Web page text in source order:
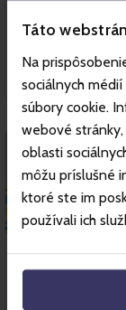
Táto
Na
sociálnych
súbory cookie.
webové
oblasti
môžu príslušné
ktoré ste im
používali ich
19. Jan 2026 - 30.
KINDERLAND